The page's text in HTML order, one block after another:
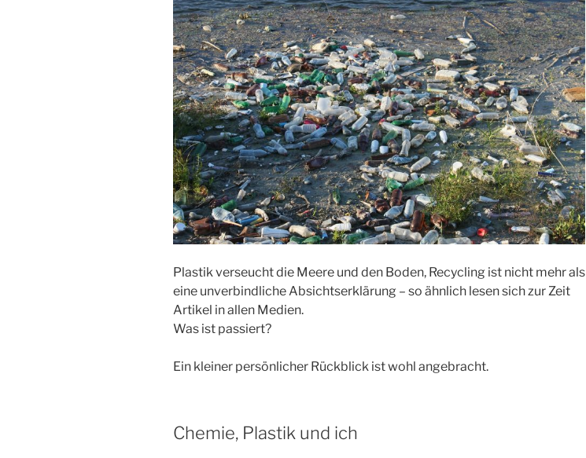
Plastik verseucht die Meere und den Boden, Recycling ist nicht mehr als
eine unverbindliche Absichtserklärung – so ähnlich lesen sich zur Zeit
Artikel in allen Medien.
Was ist passiert?
Ein kleiner persönlicher Rückblick ist wohl angebracht.
Chemie, Plastik und ich